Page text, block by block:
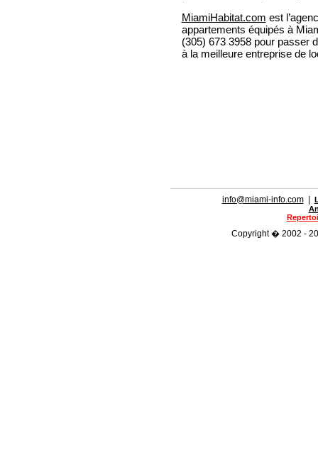
MiamiHabitat.com est
appartements équipés à
(305) 673 3958 pour passer
à la meilleure entreprise de
info@miami-info.com|
Copyright � 2002 -